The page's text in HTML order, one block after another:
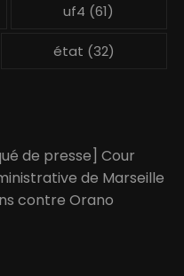
uf4 (61)
état (32)
de presse] Cour
de Marseille
contre Orano